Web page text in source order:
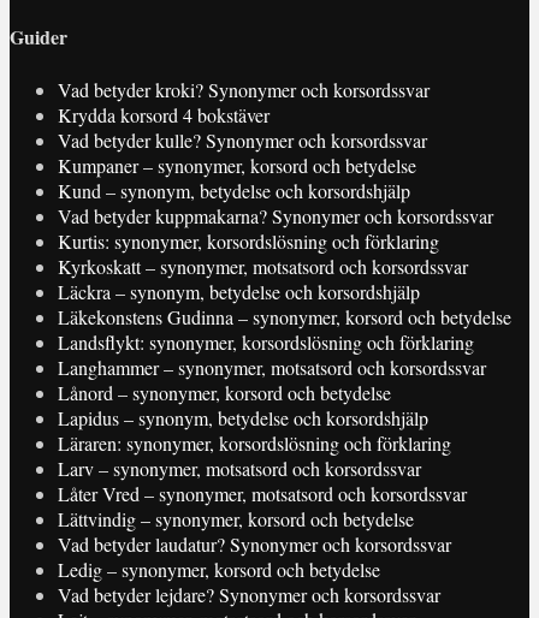
Guider
Vad betyder kroki? Synonymer och korsordssvar
Krydda korsord 4 bokstäver
Vad betyder kulle? Synonymer och korsordssvar
Kumpaner – synonymer, korsord och betydelse
Kund – synonym, betydelse och korsordshjälp
Vad betyder kuppmakarna? Synonymer och korsordssvar
Kurtis: synonymer, korsordslösning och förklaring
Kyrkoskatt – synonymer, motsatsord och korsordssvar
Läckra – synonym, betydelse och korsordshjälp
Läkekonstens Gudinna – synonymer, korsord och betydelse
Landsflykt: synonymer, korsordslösning och förklaring
Langhammer – synonymer, motsatsord och korsordssvar
Lånord – synonymer, korsord och betydelse
Lapidus – synonym, betydelse och korsordshjälp
Läraren: synonymer, korsordslösning och förklaring
Larv – synonymer, motsatsord och korsordssvar
Låter Vred – synonymer, motsatsord och korsordssvar
Lättvindig – synonymer, korsord och betydelse
Vad betyder laudatur? Synonymer och korsordssvar
Ledig – synonymer, korsord och betydelse
Vad betyder lejdare? Synonymer och korsordssvar